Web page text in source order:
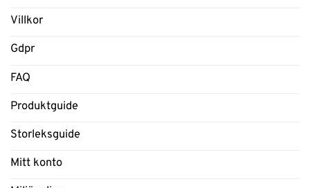
Villkor
Gdpr
FAQ
Produktguide
Storleksguide
Mitt konto